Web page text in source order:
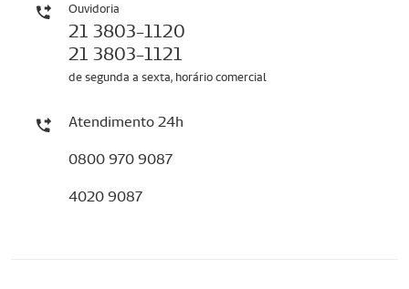
Ouvidoria
21 3803-1120
21 3803-1121
de segunda a sexta, horário comercial
Atendimento 24h
0800 970 9087
4020 9087